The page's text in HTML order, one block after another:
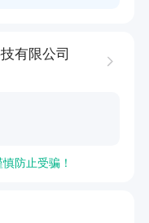
💗温馨提示:投递简历后，请直接拨打电话联系。
有限公司
防止受骗！